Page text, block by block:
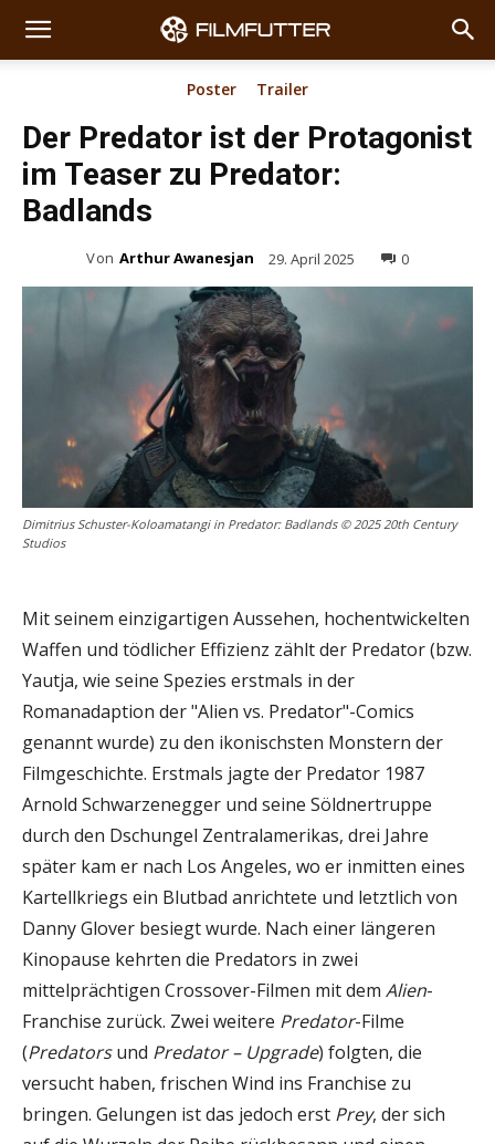
Poster Trailer
Der Predator ist der Protagonist
im Teaser zu Predator:
Badlands
Von Arthur Awanesjan 29. April 2025 0
Dimitrius Schuster-Koloamatangi in Predator: Badlands © 2025 20th Century
Studios
Mit seinem einzigartigen Aussehen, hochentwickelten
Waffen und tödlicher Effizienz zählt der Predator (bzw.
Yautja, wie seine Spezies erstmals in der
Romanadaption der "Alien vs. Predator"-Comics
genannt wurde) zu den ikonischsten Monstern der
Filmgeschichte. Erstmals jagte der Predator 1987
Arnold Schwarzenegger und seine Söldnertruppe
durch den Dschungel Zentralamerikas, drei Jahre
später kam er nach Los Angeles, wo er inmitten eines
Kartellkriegs ein Blutbad anrichtete und letztlich von
Danny Glover besiegt wurde. Nach einer längeren
Kinopause kehrten die Predators in zwei
mittelprächtigen Crossover-Filmen mit dem Alien-
Franchise zurück. Zwei weitere Predator-Filme
(Predatorsund Predator – Upgrade) folgten, die
versucht haben, frischen Wind ins Franchise zu
bringen. Gelungen ist das jedoch erst Prey, der sich